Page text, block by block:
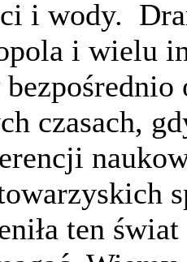
i wody.
i wielu
czasach,
ten